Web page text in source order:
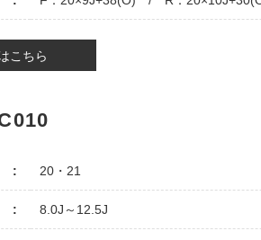
こちら
20・21
8.0J～12.5J